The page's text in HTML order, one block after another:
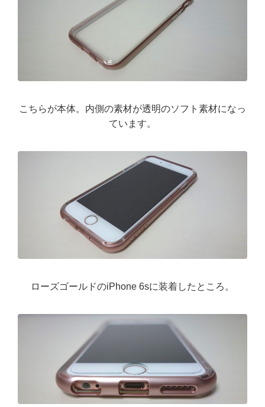
こちらが本体。内側の素材が透明のソフト素材になっ
ています。
ローズゴールドのiPhone 6sに装着したところ。